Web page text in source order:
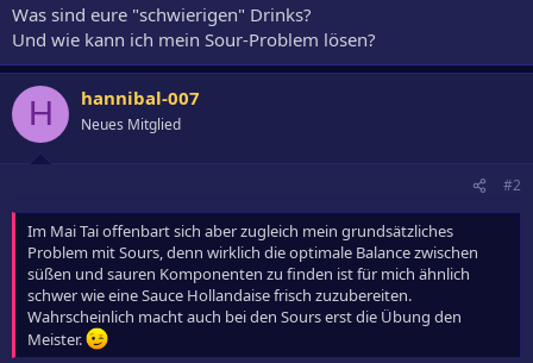
Was sind eure "schwierigen" Drinks?
Und wie kann ich mein Sour-Problem lösen?
H hannibal-007
Neues Mitglied
#2
Im Mai Tai offenbart sich aber zugleich mein grundsätzliches
Problem mit Sours, denn wirklich die optimale Balance zwischen
süßen und sauren Komponenten zu finden ist für mich ähnlich
schwer wie eine Sauce Hollandaise frisch zuzubereiten.
Wahrscheinlich macht auch bei den Sours erst die Übung den
Meister.